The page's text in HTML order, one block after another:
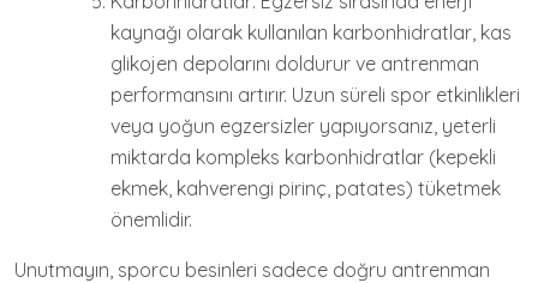
kaynağı olarak kullanılan karbonhidratlar, kas
glikojen depolarını doldurur ve antrenman
performansını artırır. Uzun süreli spor etkinlikleri
veya yoğun egzersizler yapıyorsanız, yeterli
miktarda kompleks karbonhidratlar (kepekli
ekmek, kahverengi pirinç, patates) tüketmek
önemlidir.
Unutmayın, sporcu besinleri sadece doğru antrenman